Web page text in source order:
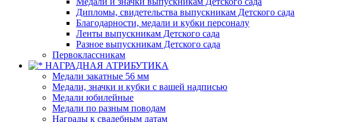
Дипломы, свидетельства выпускникам Детского сада
Благодарности, медали и кубки персоналу
Ленты выпускникам Детского сада
Разное выпускникам Детского сада
Первоклассникам
НАГРАДНАЯ АТРИБУТИКА
Медали закатные 56 мм
Медали, значки и кубки с вашей надписью
Медали юбилейные
Медали по разным поводам
Награды к свадебным датам